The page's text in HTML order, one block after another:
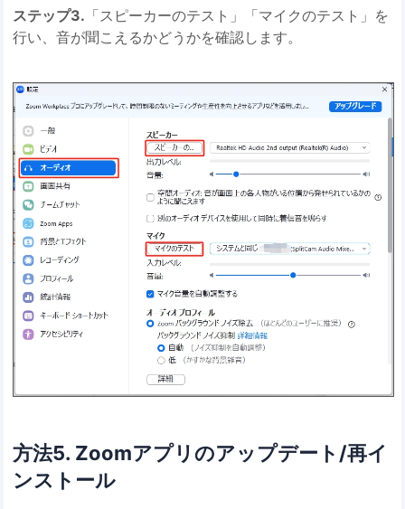
ステップ3. 「スピーカーのテスト」「マイクのテスト」を
行い、音が聞こえるかどうかを確認します。
方法5. Zoomアプリのアップデート/再イ
ンストール